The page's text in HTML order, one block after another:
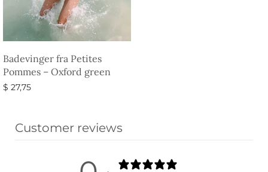
Badevinger fra Petites
Pommes – Oxford green
$ 27,75
Customer reviews